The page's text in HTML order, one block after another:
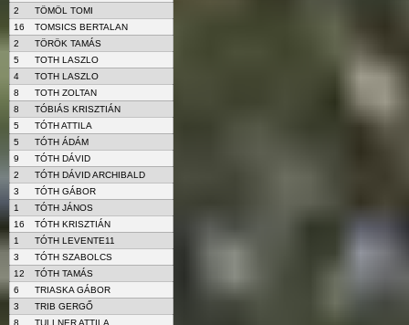
2
TÖMÖL TOMI
16
TOMSICS BERTALAN
2
TÖRÖK TAMÁS
5
TOTH LASZLO
4
TOTH LASZLO
8
TOTH ZOLTAN
8
TÓBIÁS KRISZTIÁN
5
TÓTH ATTILA
5
TÓTH ÁDÁM
9
TÓTH DÁVID
2
TÓTH DÁVID ARCHIBALD
3
TÓTH GÁBOR
1
TÓTH JÁNOS
16
TÓTH KRISZTIÁN
1
TÓTH LEVENTE11
3
TÓTH SZABOLCS
12
TÓTH TAMÁS
6
TRIASKA GÁBOR
3
TRIB GERGŐ
8
TULLNER ATTILA